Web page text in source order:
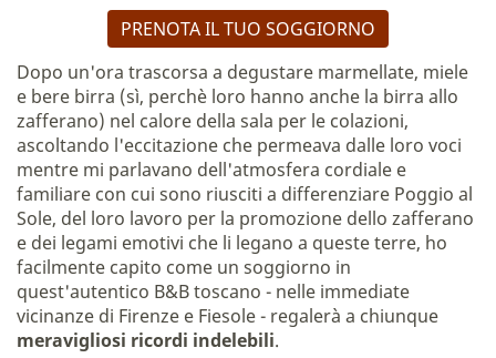
PRENOTA IL TUO SOGGIORNO
Dopo un'ora trascorsa a degustare marmellate, miele
e bere birra (sì, perchè loro hanno anche la birra allo
zafferano) nel calore della sala per le colazioni,
ascoltando l'eccitazione che permeava dalle loro voci
mentre mi parlavano dell'atmosfera cordiale e
familiare con cui sono riusciti a differenziare Poggio al
Sole, del loro lavoro per la promozione dello zafferano
e dei legami emotivi che li legano a queste terre, ho
facilmente capito come un soggiorno in
quest'autentico B&B toscano - nelle immediate
vicinanze di Firenze e Fiesole - regalerà a chiunque
meravigliosi ricordi indelebili.